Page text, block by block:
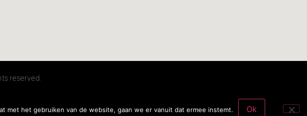
reserved.
met het gebruiken van de website, gaan we er vanuit dat ermee instemt. Ok